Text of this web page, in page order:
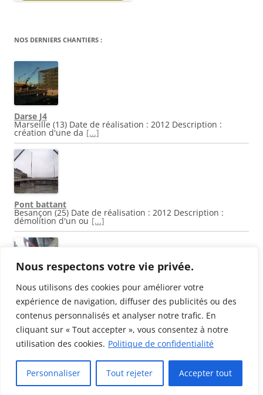
Nous respectons votre vie privée.
Nous utilisons des cookies pour améliorer votre
expérience de navigation, diffuser des publicités ou des
contenus personnalisés et analyser notre trafic. En
cliquant sur « Tout accepter », vous consentez à notre
utilisation des cookies. Politique de confidentialité
Personnaliser Tout rejeter Accepter tout
NOS DERNIERS CHANTIERS :
Darse J4
Marseille (13) Date de réalisation : 2012 Description :
création d'une da [...]
Pont battant
Besançon (25) Date de réalisation : 2012 Description :
démolition d'un ou [...]
Pont Saint Michel
Toulouse (31) Date de réalisation : 2012 Description :
rénovation du pont [...]
Fièrement propulsé par WordPress